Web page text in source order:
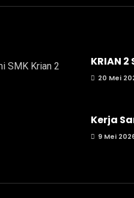
SMK Krian 2
KRIAN 2
20 Mei
Kerja
9 Mei